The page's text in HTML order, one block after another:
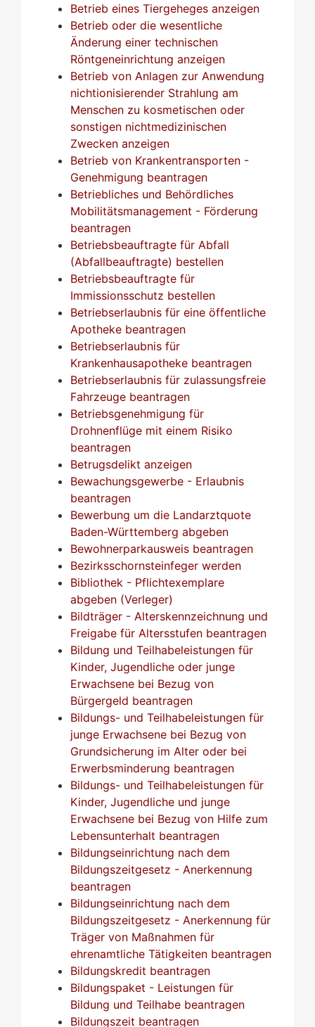
Betrieb eines Tiergeheges anzeigen
Betrieb oder die wesentliche
Änderung einer technischen
Röntgeneinrichtung anzeigen
Betrieb von Anlagen zur Anwendung
nichtionisierender Strahlung am
Menschen zu kosmetischen oder
sonstigen nichtmedizinischen
Zwecken anzeigen
Betrieb von Krankentransporten -
Genehmigung beantragen
Betriebliches und Behördliches
Mobilitätsmanagement - Förderung
beantragen
Betriebsbeauftragte für Abfall
(Abfallbeauftragte) bestellen
Betriebsbeauftragte für
Immissionsschutz bestellen
Betriebserlaubnis für eine öffentliche
Apotheke beantragen
Betriebserlaubnis für
Krankenhausapotheke beantragen
Betriebserlaubnis für zulassungsfreie
Fahrzeuge beantragen
Betriebsgenehmigung für
Drohnenflüge mit einem Risiko
beantragen
Betrugsdelikt anzeigen
Bewachungsgewerbe - Erlaubnis
beantragen
Bewerbung um die Landarztquote
Baden-Württemberg abgeben
Bewohnerparkausweis beantragen
Bezirksschornsteinfeger werden
Bibliothek - Pflichtexemplare
abgeben (Verleger)
Bildträger - Alterskennzeichnung und
Freigabe für Altersstufen beantragen
Bildung und Teilhabeleistungen für
Kinder, Jugendliche oder junge
Erwachsene bei Bezug von
Bürgergeld beantragen
Bildungs- und Teilhabeleistungen für
junge Erwachsene bei Bezug von
Grundsicherung im Alter oder bei
Erwerbsminderung beantragen
Bildungs- und Teilhabeleistungen für
Kinder, Jugendliche und junge
Erwachsene bei Bezug von Hilfe zum
Lebensunterhalt beantragen
Bildungseinrichtung nach dem
Bildungszeitgesetz - Anerkennung
beantragen
Bildungseinrichtung nach dem
Bildungszeitgesetz - Anerkennung für
Träger von Maßnahmen für
ehrenamtliche Tätigkeiten beantragen
Bildungskredit beantragen
Bildungspaket - Leistungen für
Bildung und Teilhabe beantragen
Bildungszeit beantragen